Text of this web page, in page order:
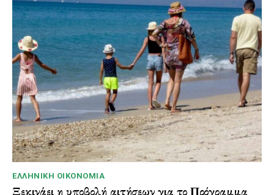
ΕΛΛΗΝΙΚΉ ΟΙΚΟΝΟΜΊΑ
Ξεκινάει η υποβολή αιτήσεων για το Πρόγραμμα